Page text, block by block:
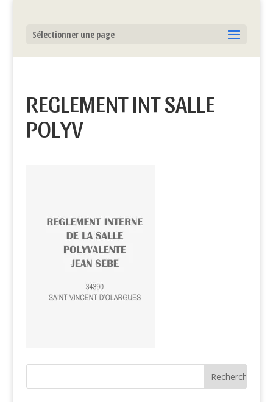
Sélectionner une page
REGLEMENT INT SALLE
POLYV